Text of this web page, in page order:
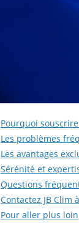
Pourquoi
Les problèmes
Les avantages
Sérénité et
Questions
Contactez JB Clim
Pour aller plus loin